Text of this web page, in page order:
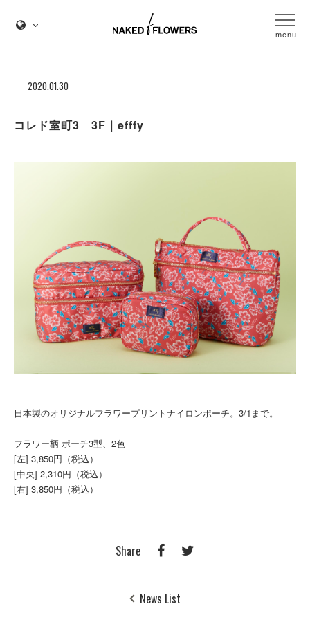
menu
2020.01.30
コレド室町3 3F｜efffy
日本製のオリジナルフラワープリントナイロンポーチ。3/1まで。
フラワー柄 ポーチ3型、2色
[左] 3,850円（税込）
[中央] 2,310円（税込）
[右] 3,850円（税込）
Share
News List